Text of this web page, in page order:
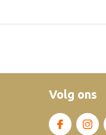
Volg ons